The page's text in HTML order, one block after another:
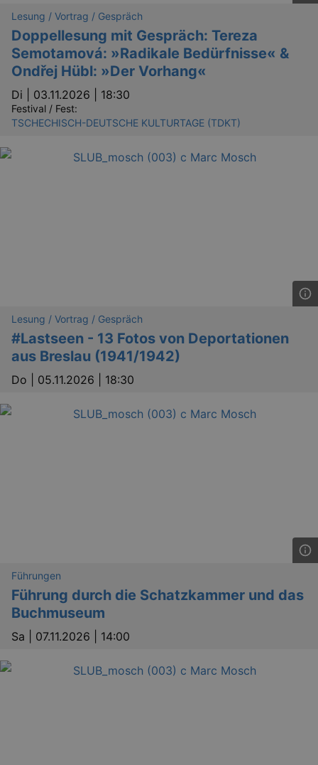
Lesung / Vortrag / Gespräch
Doppellesung mit Gespräch: Tereza
Semotamová: »Radikale Bedürfnisse« &
Ondřej Hübl: »Der Vorhang«
Di | 03.11.2026 | 18:30
Festival / Fest:
TSCHECHISCH-DEUTSCHE KULTURTAGE (TDKT)
Lesung / Vortrag / Gespräch
#Lastseen - 13 Fotos von Deportationen
aus Breslau (1941/1942)
Do | 05.11.2026 | 18:30
Führungen
Führung durch die Schatzkammer und das
Buchmuseum
Sa | 07.11.2026 | 14:00
YSC
Google LLC
.youtube.com
kulturkalender_dresden_session
mobile
.kulturkalender-
PHPSESSID
PHP.net
staging.kulturkalender-